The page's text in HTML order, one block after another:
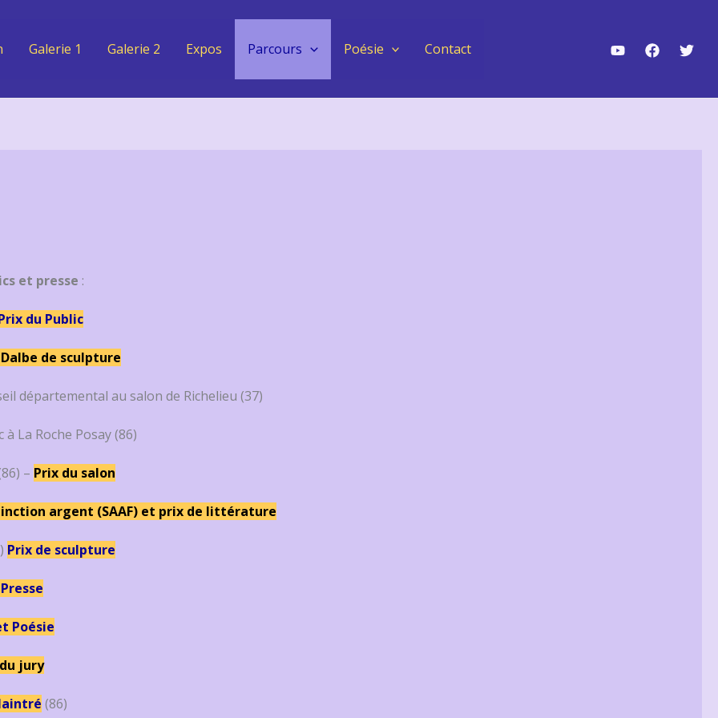
Galerie 1 Galerie 2 Expos Parcours Poésie Contact
et presse :
du Public
de sculpture
départemental au salon de Richelieu (37)
à La Roche Posay (86)
– Prix du salon
argent (SAAF) et prix de littérature
Prix de sculpture
Poésie
jury
(86)